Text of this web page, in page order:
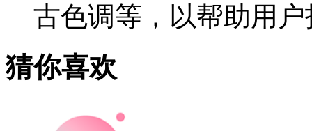
古色调等，以帮助用
猜你喜欢